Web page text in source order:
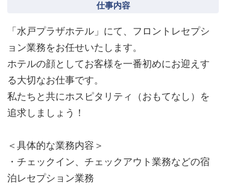
仕事内容
「水戸プラザホテル」にて、フロントレセプシ
ョン業務をお任せいたします。
ホテルの顔としてお客様を一番初めにお迎えす
る大切なお仕事です。
私たちと共にホスピタリティ（おもてなし）を
追求しましょう！
＜具体的な業務内容＞
・チェックイン、チェックアウト業務などの宿
泊レセプション業務